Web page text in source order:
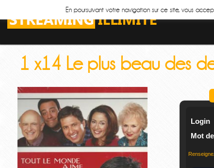
1 x14 Le plus beau des
En poursuivant votre navigation sur ce site, vous